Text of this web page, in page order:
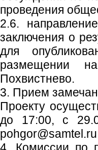
проведения
2.6.
заключения о
для
размещении
Похвистнево.
3. Прием
Проекту
до 17:00, с